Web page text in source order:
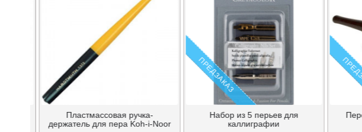
Пластмассовая ручка-
держатель для пера Koh-i-Noor
ПРЕДЗАКАЗ
Набор из 5 перьев для
каллиграфии